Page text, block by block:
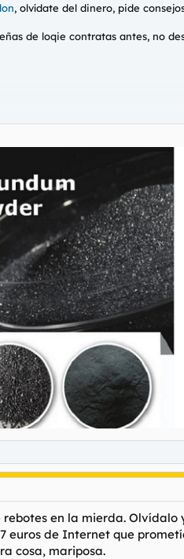
, olvídate del dinero, pide
de loqie contratas antes, no
hace 4 años o así, ya era
donde no tienen, te ponen
en la mierda.
euros de Internet que
cosa, mariposa.